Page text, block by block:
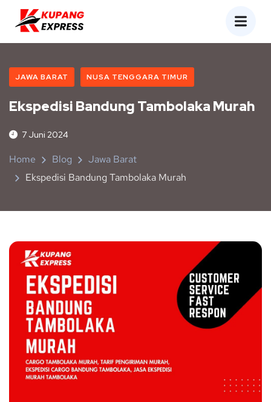
JAWA BARAT NUSA TENGGARA TIMUR
Ekspedisi Bandung Tambolaka Murah
7 Juni 2024
Home Blog
Jawa Barat
Ekspedisi Bandung Tambolaka Murah